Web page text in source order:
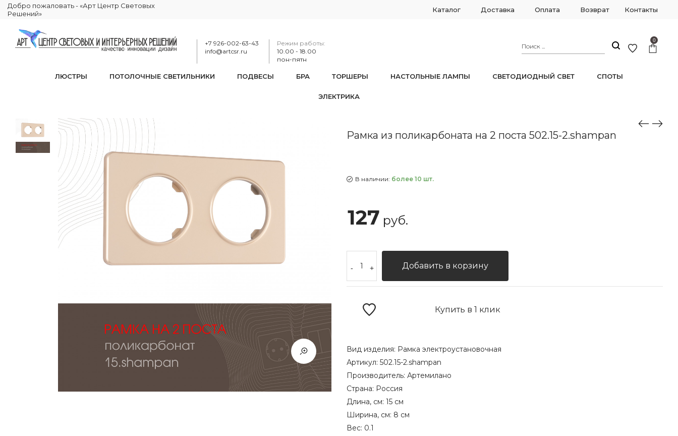
Добро пожаловать - «Арт Центр Световых
Решений»
Каталог Доставка Оплата Возврат Контакты
+7 926-002-63-43
info@artcsr.ru
Режим работы:
10.00 - 18.00
пон-пятн
0
ЛЮСТРЫ ПОТОЛОЧНЫЕ СВЕТИЛЬНИКИ ПОДВЕСЫ БРА ТОРШЕРЫ НАСТОЛЬНЫЕ ЛАМПЫ СВЕТОДИОДНЫЙ СВЕТ СПОТЫ
ЭЛЕКТРИКА
Рамка из поликарбоната на 2 поста 502.15-2.shampan
В наличии: более 10 шт.
127 руб.
- + Добавить в корзину
Купить в 1 клик
Вид изделия: Рамка электроустановочная
Артикул: 502.15-2.shampan
Производитель: Артемилано
Страна: Россия
Длина, см: 15 см
Ширина, см: 8 см
Вес: 0.1